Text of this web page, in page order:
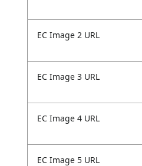
EC Image 2 URL
EC Image 3 URL
EC Image 4 URL
EC Image 5 URL